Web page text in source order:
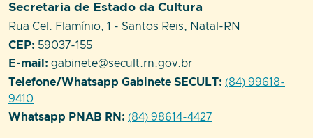
Setor responsável:
Secretaria de Estado da Cultura
Endereço:
Rua Cel. Flamínio, 1 - Santos Reis, Natal-RN
CEP: 59037-155
E-mail: gabinete@secult.rn.gov.br
Telefone/Whatsapp Gabinete SECULT: (84) 99618-
9410
Whatsapp PNAB RN: (84) 98614-4427